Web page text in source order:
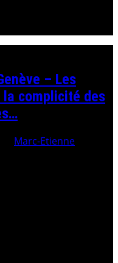
– Les
la complicité des
Marc-Etienne